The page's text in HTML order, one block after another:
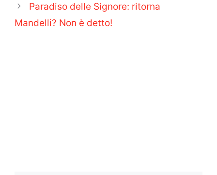
Paradiso delle Signore: ritorna
Mandelli? Non è detto!